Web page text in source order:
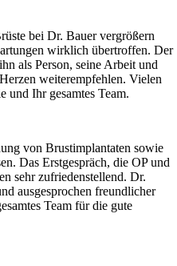
bei Dr. Bauer vergrößern
wirklich übertroffen. Der
als Person, seine Arbeit und
weiterempfehlen. Vielen
und Ihr gesamtes Team.
von Brustimplantaten sowie
Das Erstgespräch, die OP und
sehr zufriedenstellend. Dr.
ausgesprochen freundlicher
Team für die gute